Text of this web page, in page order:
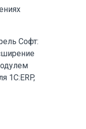
Софт:
1С:ERP,